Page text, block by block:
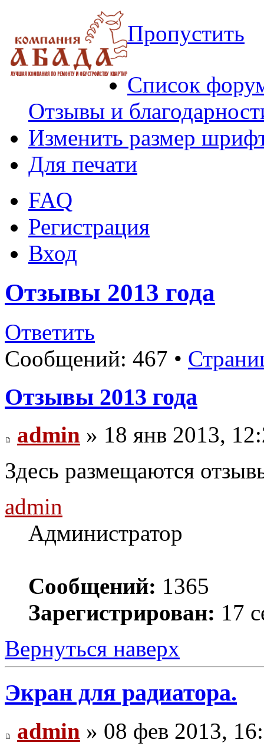
Пропустить
Список
Отзывы и
Изменить размер
Для печати
FAQ
Регистрация
Вход
Отзывы 2013 года
Ответить
Сообщений: 467 •
Отзывы 2013 года
admin » 18 янв 2013,
Здесь размещаются
admin
Администратор
Сообщений: 1365
Зарегистрирован: 17
Вернуться наверх
Экран для радиатора.
admin » 08 фев 2013,